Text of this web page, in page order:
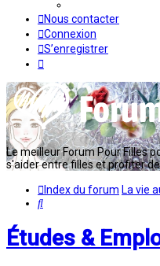
Nous contacter
Connexion
S’enregistrer
Le meilleur Forum Pour Filles
s'aider entre filles et profiter
Index du forum La vie
Rechercher
Études &